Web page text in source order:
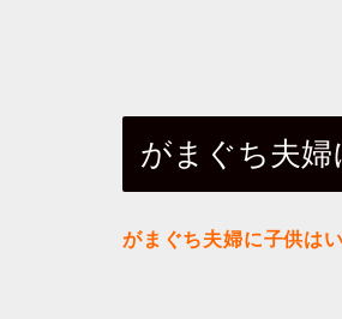
がまぐち夫
がまぐち夫婦に子供はい